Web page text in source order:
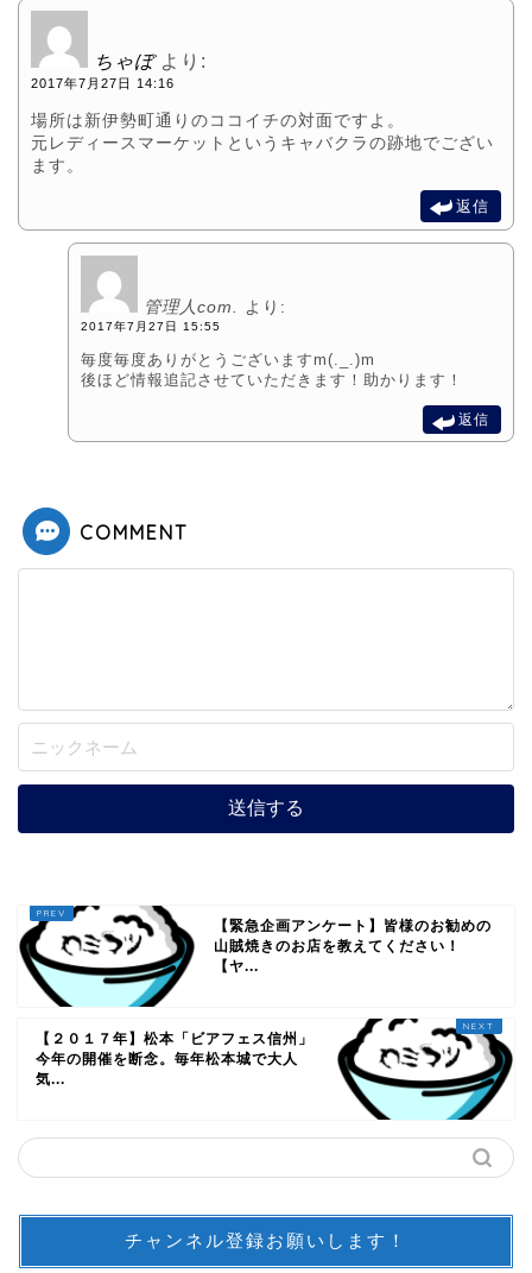
ちゃぼ より:
2017年7月27日 14:16
場所は新伊勢町通りのココイチの対面ですよ。
元レディースマーケットというキャバクラの跡地でござい
ます。
返信
管理人com. より:
2017年7月27日 15:55
毎度毎度ありがとうございますm(._.)m
後ほど情報追記させていただきます！助かります！
返信
COMMENT
【緊急企画アンケート】皆様のお勧めの
山賊焼きのお店を教えてください！
【ヤ...
【２０１７年】松本「ビアフェス信州」
今年の開催を断念。毎年松本城で大人
気...
チャンネル登録お願いします！